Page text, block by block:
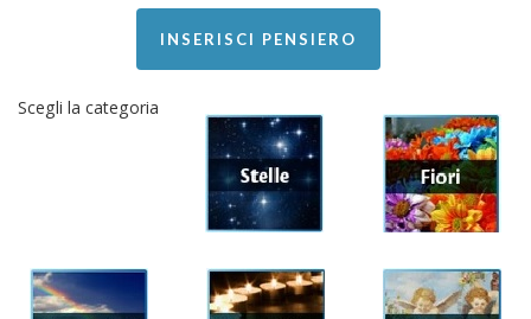
INSERISCI PENSIERO
Scegli la categoria